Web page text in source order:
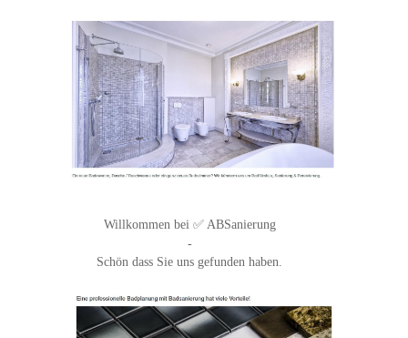
Willkommen bei ✅ ABSanierung
-
Schön dass Sie uns gefunden haben.